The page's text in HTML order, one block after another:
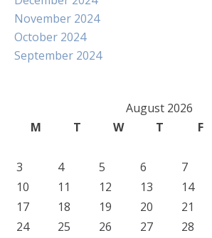
November 2024
October 2024
September 2024
August 2026
M
T W T F
3
4 5 6 7
10
11 12 13 14
17
18 19 20 21
24
25 26 27 28